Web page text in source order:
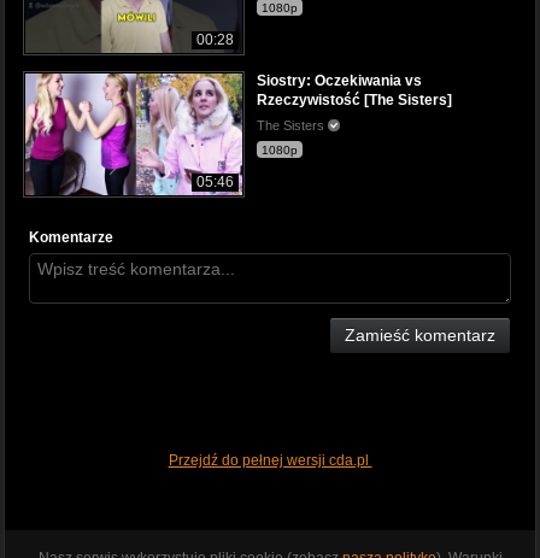
00:28
1080p
05:46
Siostry: Oczekiwania vs
Rzeczywistość [The Sisters]
The Sisters
1080p
Komentarze
Zamieść komentarz
Przejdź do pełnej wersji cda.pl